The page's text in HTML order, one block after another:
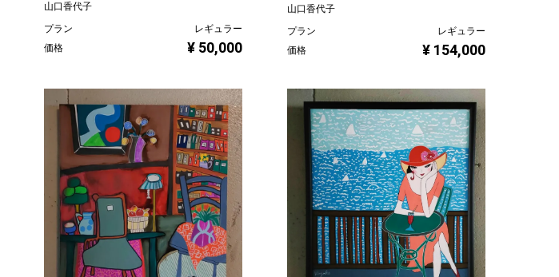
山口香代子
プラン
レギュラー
価格
¥ 50,000
山口香代子
プラン
レギュラー
価格
¥ 154,000